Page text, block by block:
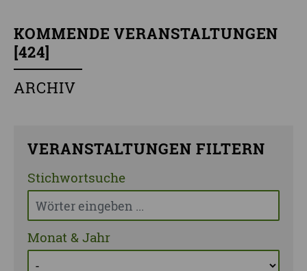
KOMMENDE VERANSTALTUNGEN
[424]
ARCHIV
VERANSTALTUNGEN FILTERN
Stichwortsuche
Monat & Jahr